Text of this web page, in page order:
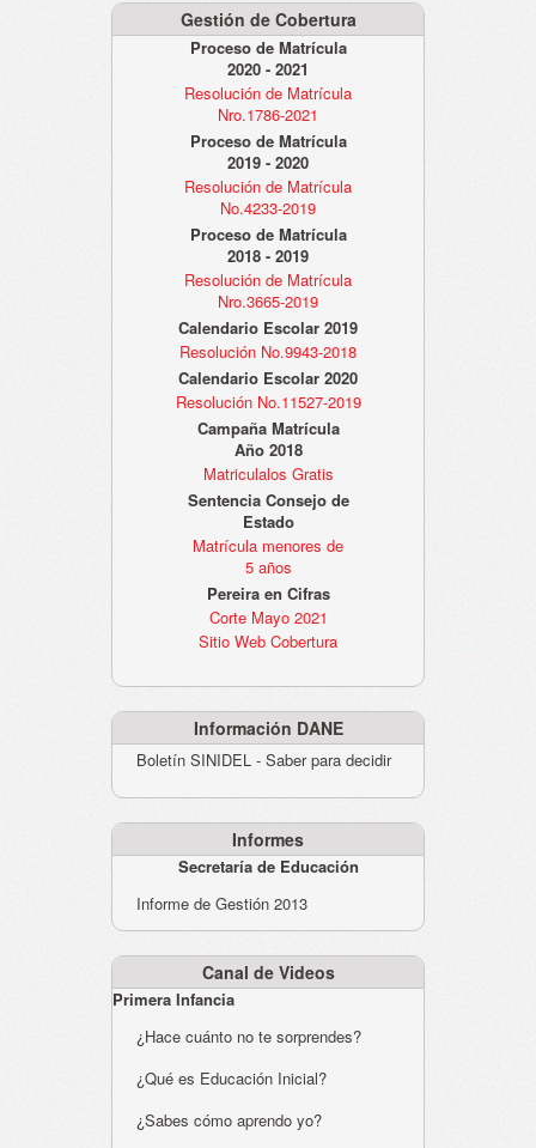
Gestión de Cobertura
Proceso de Matrícula
2020 - 2021
Resolución de Matrícula
Nro.1786-2021
Proceso de Matrícula
2019 - 2020
Resolución de Matrícula
No.4233-2019
Proceso de Matrícula
2018 - 2019
Resolución de Matrícula
Nro.3665-2019
Calendario Escolar 2019
Resolución No.9943-2018
Calendario Escolar 2020
Resolución No.11527-2019
Campaña Matrícula
Año 2018
Matriculalos Gratis
Sentencia Consejo de
Estado
Matrícula menores de
5 años
Pereira en Cifras
Corte Mayo 2021
Sitio Web Cobertura
Información DANE
Boletín SINIDEL - Saber para decidir
Informes
Secretaría de Educación
Informe de Gestión 2013
Canal de Videos
Primera Infancia
¿Hace cuánto no te sorprendes?
¿Qué es Educación Inicial?
¿Sabes cómo aprendo yo?